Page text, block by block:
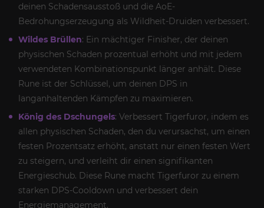
deinen Schadensausstoß und die AoE-
Bedrohungserzeugung als Wildheit-Druiden verbessert.
Wildes Brüllen: Ein mächtiger Finisher, der deinen
physischen Schaden prozentual erhöht und mit jedem
verwendeten Kombinationspunkt länger anhält. Diese
Rune ist der Schlüssel, um deinen DPS in
langanhaltenden Kämpfen zu maximieren.
König des Dschungels: Verbessert Tigerfuror, indem es
allen physischen Schaden, den du verursachst, um einen
festen Prozentsatz erhöht, anstatt nur einen festen Wert
zu steigern, und verleiht dir einen signifikanten
Energieschub. Diese Rune macht Tigerfuror zu einem
starken DPS-Cooldown und verbessert dein
Energiemanagement.